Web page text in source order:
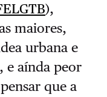
),
maiores,
urbana e
e aínda peor
que a